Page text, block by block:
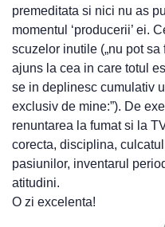
premeditata si nici nu as
momentul ‘producerii’ ei.
scuzelor inutile („nu pot
ajuns la cea in care totul
se in deplinesc cumulativ
exclusiv de mine:”). De
renuntarea la fumat si la
corecta, disciplina,
pasiunilor, inventarul
atitudini.
O zi excelenta!